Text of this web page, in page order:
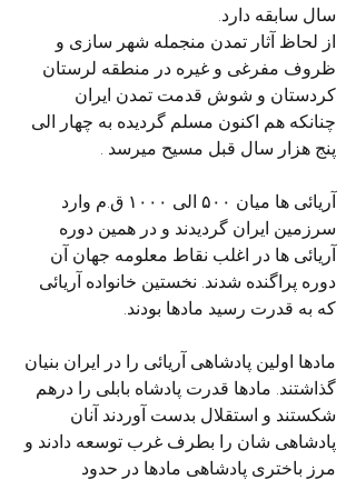
سال سابقه دارد.
از لحاظ آثار تمدن منجمله شهر سازی و
ظروف مفرغی و غیره در منطقه لرستان
کردستان و شوش قدمت تمدن ایران
چنانکه هم اکنون مسلم گردیده به چهار الی
پنج هزار سال قبل مسیح میرسد .
آریائی ها میان ۵۰۰ الی ۱۰۰۰ ق.م وارد
سرزمین ایران گردیدند و در همین دوره
آریائی ها در اغلب نقاط معلومه جهان آن
دوره پراگنده شدند. نخستین خانواده آریائی
که به قدرت رسید مادها بودند.
مادها اولین پادشاهی آریائی را در ایران بنیان
گذاشتند. مادها قدرت پادشاه بابلی را درهم
شکستند و استقلال بدست آوردند آنان
پادشاهی شان را بطرف غرب توسعه دادند و
مرز باختری پادشاهی مادها در حدود